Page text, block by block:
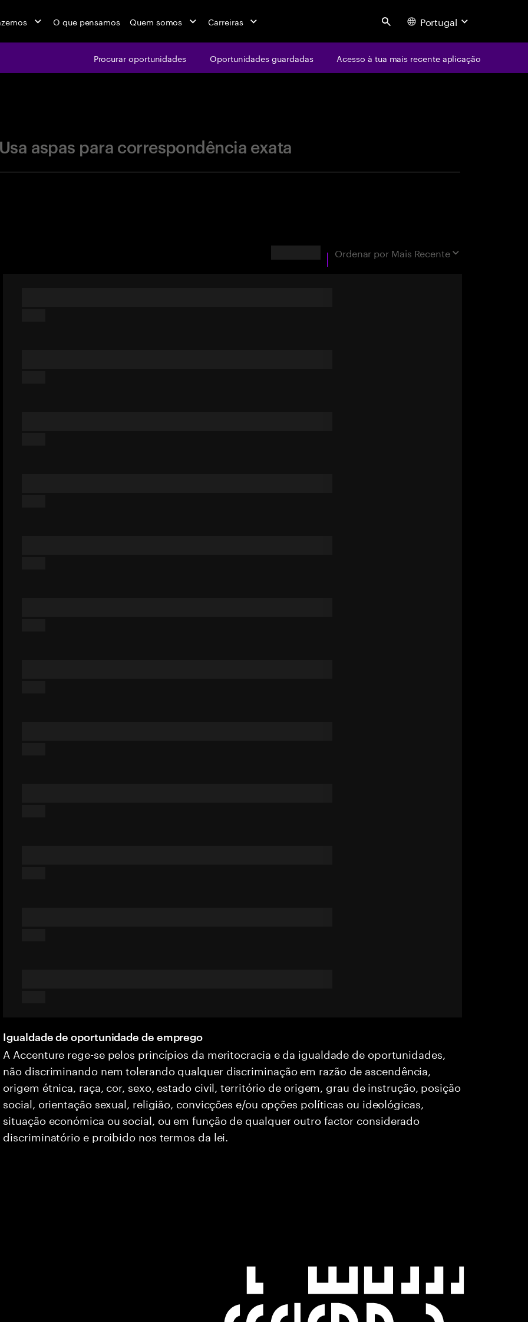
O que pensamos Quem somos Carreiras Search Portugal
Procurar oportunidades Oportunidades guardadas Acesso à tua mais recente aplicação
Usa aspas para correspondência exata
Ordenar por Mais Recente
Igualdade de oportunidade de emprego
A Accenture rege-se pelos princípios da meritocracia e da igualdade de oportunidades,
não discriminando nem tolerando qualquer discriminação em razão de ascendência,
origem étnica, raça, cor, sexo, estado civil, território de origem, grau de instrução, posição
social, orientação sexual, religião, convicções e/ou opções políticas ou ideológicas,
situação económica ou social, ou em função de qualquer outro factor considerado
discriminatório e proibido nos termos da lei.